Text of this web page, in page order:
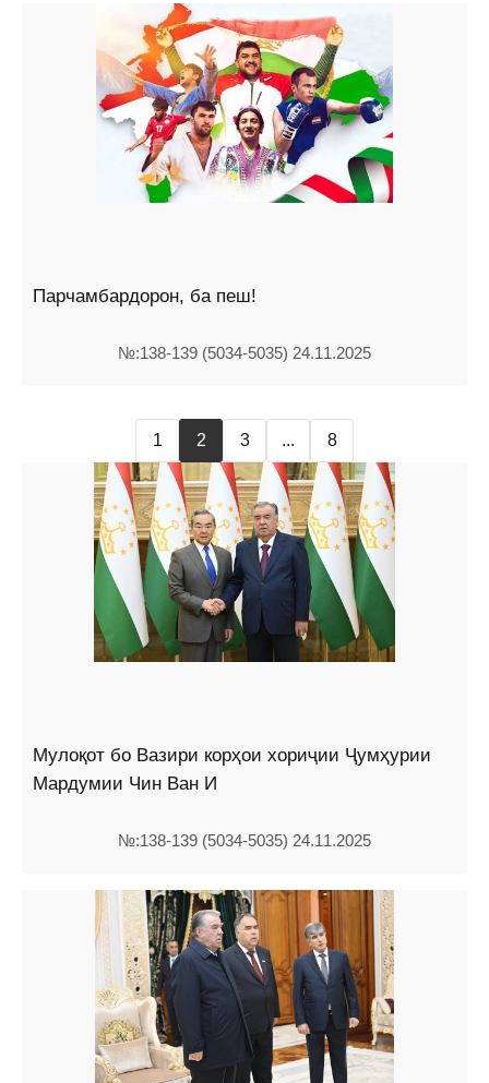
Парчамбардорон, ба пеш!
№:138-139 (5034-5035) 24.11.2025
1 2 3 ... 8
Мулоқот бо Вазири корҳои хориҷии Ҷумҳурии
Мардумии Чин Ван И
№:138-139 (5034-5035) 24.11.2025